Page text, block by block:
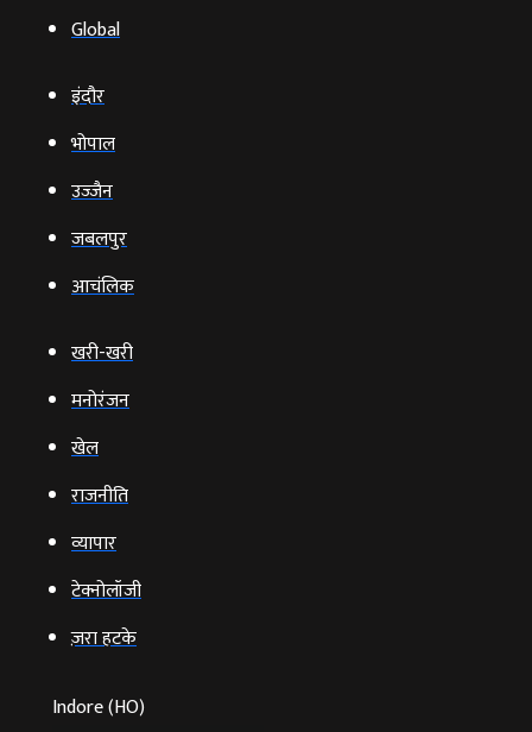
Global
इंदौर
भोपाल
उज्‍जैन
जबलपुर
आचंलिक
खरी-खरी
मनोरंजन
खेल
राजनीति
व्‍यापार
टेक्‍नोलॉजी
ज़रा हटके
Indore (HO)